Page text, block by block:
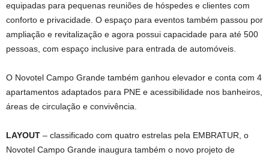
equipadas para pequenas reuniões de hóspedes e clientes com
conforto e privacidade. O espaço para eventos também passou por
ampliação e revitalização e agora possui capacidade para até 500
pessoas, com espaço inclusive para entrada de automóveis.
O Novotel Campo Grande também ganhou elevador e conta com 4
apartamentos adaptados para PNE e acessibilidade nos banheiros,
áreas de circulação e convivência.
LAYOUT – classificado com quatro estrelas pela EMBRATUR, o
Novotel Campo Grande inaugura também o novo projeto de